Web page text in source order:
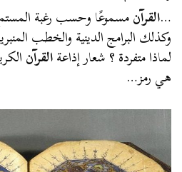
…القرآنمسموعًا وحسب رغبة
وكذلك البرامج الدينية والخطب
لماذا متفردة ؟ شعار إذاعةالقرآن
هي رمز…